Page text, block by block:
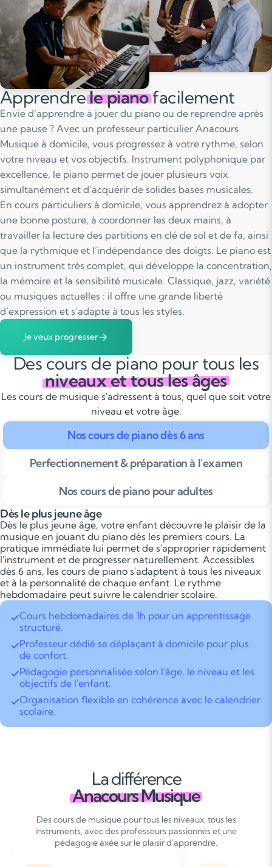
Apprendrele pianofacilement
Envie d’apprendre à jouer du piano ou de reprendre après
une pause ? Avec un professeur particulier Anacours
Musique à domicile, vous progressez à votre rythme, selon
votre niveau et vos objectifs. Instrument polyphonique par
excellence, le piano permet de jouer plusieurs voix
simultanément et d’acquérir de solides bases musicales.
En cours particuliers à domicile, vous apprendrez à adopter
une bonne posture, à coordonner les deux mains, à
travailler la lecture des partitions en clé de sol et de fa, ainsi
que la rythmique et l’indépendance des doigts. Le piano est
un instrument très complet, qui développe la concentration,
la mémoire et la sensibilité musicale. Classique, jazz, variété
ou musiques actuelles : il offre une grande liberté
d’expression et s’adapte à tous les styles.
Je veux progresser
Des cours de piano pour tous les
niveaux et tous les âges
Les cours de musique s'adressent à tous, quel que soit votre
niveau et votre âge.
Nos cours de piano dès 6 ans
Perfectionnement & préparation à l'examen
Nos cours de piano pour adultes
Dès le plus jeune âge
Dès le plus jeune âge, votre enfant découvre le plaisir de la
musique en jouant du piano dès les premiers cours. La
pratique immédiate lui permet de s'approprier rapidement
l'instrument et de progresser naturellement. Accessibles
dès 6 ans, les cours de piano s'adaptent à tous les niveaux
et à la personnalité de chaque enfant. Le rythme
hebdomadaire peut suivre le calendrier scolaire.
Cours hebdomadaires de 1h pour un apprentissage
structuré.
Professeur dédié se déplaçant à domicile pour plus
de confort.
Pédagogie personnalisée selon l'âge, le niveau et les
objectifs de l'enfant.
Organisation flexible en cohérence avec le calendrier
scolaire.
La différence
Anacours Musique
Des cours de musique pour tous les niveaux, tous les
instruments, avec des professeurs passionnés et une
pédagogie axée sur le plaisir d'apprendre.